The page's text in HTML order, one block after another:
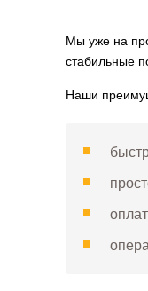
Мы уже на
стабильные
Наши